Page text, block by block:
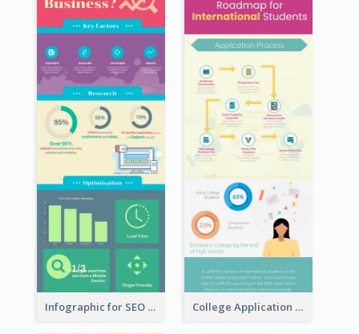
Infographic for SEO Marketing College Application Roadmap Infographic